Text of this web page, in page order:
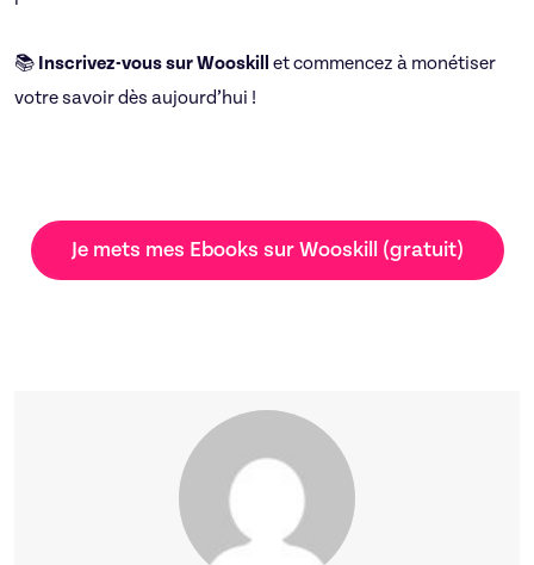
📚 Inscrivez-vous sur Wooskill et commencez à monétiser
votre savoir dès aujourd’hui !
Je mets mes Ebooks sur Wooskill (gratuit)